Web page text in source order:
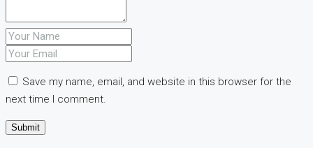
Save my name, email, and website in this browser for the
next time I comment.